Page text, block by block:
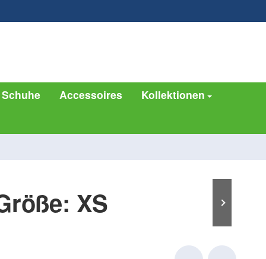
info@pflegebekleidung.de
Schuhe Accessoires
Kollektionen
XS